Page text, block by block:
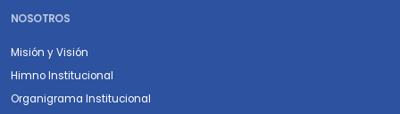
NOSOTROS
Misión y Visión
Himno Institucional
Organigrama Institucional